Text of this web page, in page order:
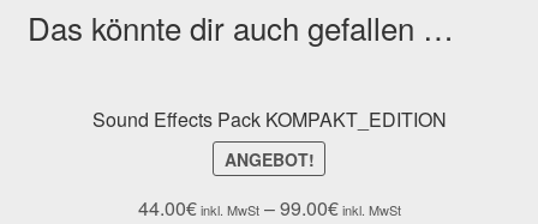
Das könnte dir auch gefallen …
Sound Effects Pack KOMPAKT_EDITION
ANGEBOT!
44.00€ –99.00€